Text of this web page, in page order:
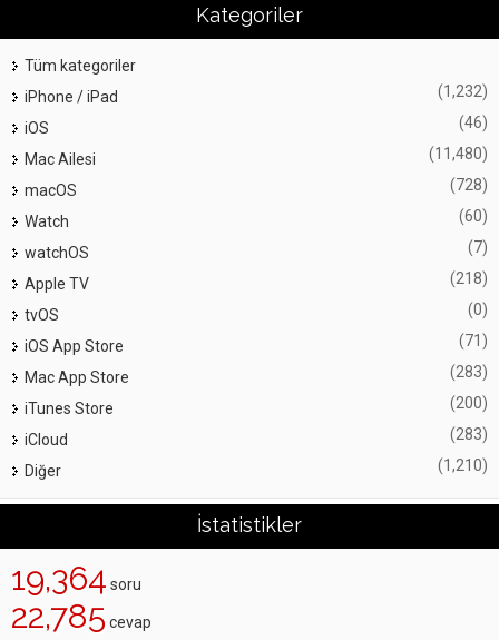
Kategoriler
Tüm kategoriler
iPhone / iPad
(1,232)
iOS (46)
Mac Ailesi (11,480)
macOS (728)
Watch (60)
watchOS (7)
Apple TV (218)
tvOS (0)
iOS App Store (71)
Mac App Store (283)
iTunes Store (200)
iCloud (283)
Diğer (1,210)
İstatistikler
19,364 soru
22,785 cevap